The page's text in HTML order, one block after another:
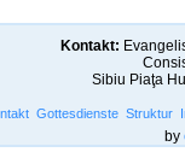
Kontakt:
Sibiu Piaţa
Gottesdienste Struktur
by